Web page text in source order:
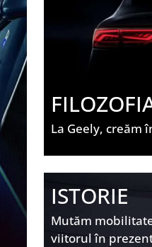
La Geely, creăm
ISTORIE
Mutăm
viitorul în